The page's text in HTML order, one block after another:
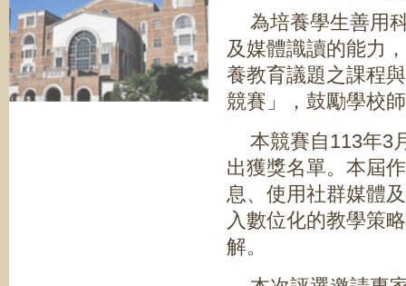
為培養學生善用
及媒體識讀的能力
養教育議題之課程
競賽」，鼓勵學校
本競賽自113年3
出獲獎名單。本屆
息、使用社群媒體
入數位化的教學策
解。